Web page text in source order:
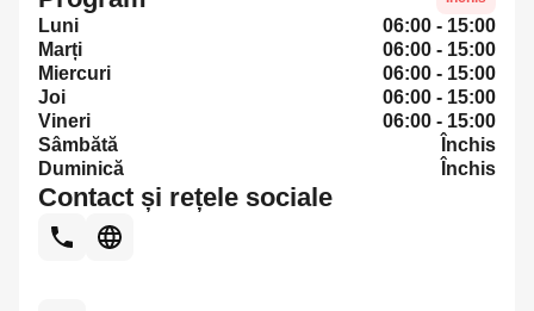
Luni
06:00 - 15:00
Marți
06:00 - 15:00
Miercuri
06:00 - 15:00
Joi
06:00 - 15:00
Vineri
06:00 - 15:00
Sâmbătă
Închis
Duminică
Închis
Contact și rețele sociale